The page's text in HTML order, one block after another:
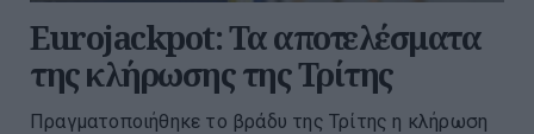
Eurojackpot: Τα αποτελέσματα
της κλήρωσης της Τρίτης
Πραγματοποιήθηκε το βράδυ της Τρίτης η κλήρωση